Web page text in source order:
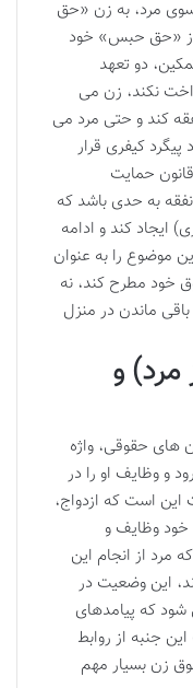
مرد، به زن «حق
از «حق حبس» خود
دو تعهد
نکند، زن می
کند و حتی مرد می
کیفری قرار
گیرد و محکوم به حبس شود (ماده ۵۳ قانون حمایت
به حدی باشد که
کند و ادامه
موضوع را به عنوان
خود مطرح کند، نه
ماندن در منزل
و
های حقوقی، واژه
و وظایف او را در
است که ازدواج،
خود وظایف و
مرد از انجام این
این وضعیت در
که پیامدهای
جنبه از روابط
زن بسیار مهم